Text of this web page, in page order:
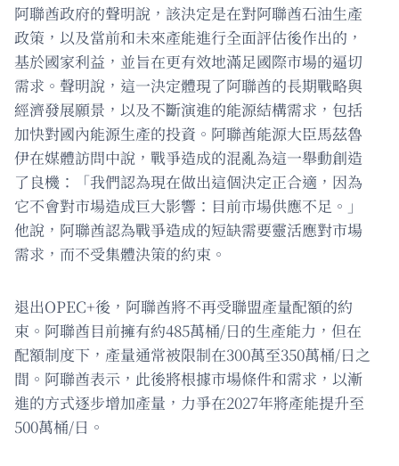
阿聯酋政府的聲明說，該決定是在對阿聯酋石油生產
政策，以及當前和未來產能進行全面評估後作出的，
基於國家利益，並旨在更有效地滿足國際市場的逼切
需求。聲明說，這一決定體現了阿聯酋的長期戰略與
經濟發展願景，以及不斷演進的能源結構需求，包括
加快對國內能源生產的投資。阿聯酋能源大臣馬茲魯
伊在媒體訪問中說，戰爭造成的混亂為這一舉動創造
了良機：「我們認為現在做出這個決定正合適，因為
它不會對市場造成巨大影響：目前市場供應不足。」
他說，阿聯酋認為戰爭造成的短缺需要靈活應對市場
需求，而不受集體決策的約束。
退出OPEC+後，阿聯酋將不再受聯盟產量配額的約
束。阿聯酋目前擁有約485萬桶/日的生產能力，但在
配額制度下，產量通常被限制在300萬至350萬桶/日之
間。阿聯酋表示，此後將根據市場條件和需求，以漸
進的方式逐步增加產量，力爭在2027年將產能提升至
500萬桶/日。